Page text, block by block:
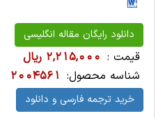
دانلود رایگان مقاله انگلیسی
قیمت : 2,215,000 ریال
شناسه محصول: 2004561
خرید ترجمه فارسی و دانلود